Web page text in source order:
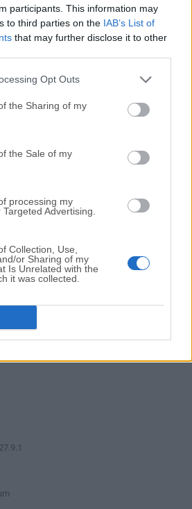
participants. This information may
to third parties on the IAB’s List of
that may further disclose it to other
Opt Outs
the Sharing of my
the Sale of my
processing my
Advertising.
Collection, Use,
or Sharing of my
Is Unrelated with the
it was collected.
o idea que desees compartir
a nuestrapágina de contactoy
tu opinión!
BirdFont 4.22.3
aplicación en FileHorse? (
información